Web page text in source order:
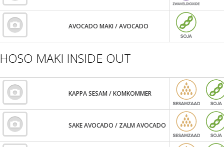
AVOCADO MAKI / AVOCADO
HOSO MAKI INSIDE OUT
KAPPA SESAM / KOMKOMMER
SAKE AVOCADO / ZALM AVOCADO